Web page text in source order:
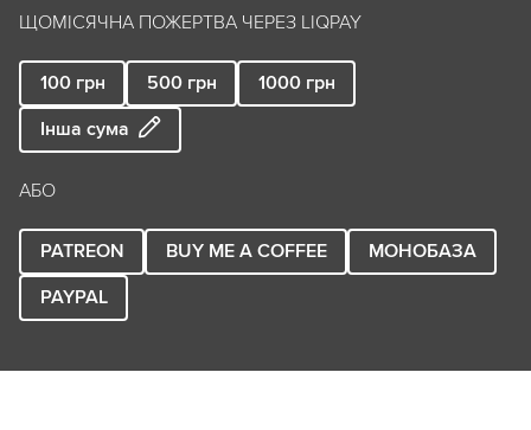
ЩОМІСЯЧНА ПОЖЕРТВА ЧЕРЕЗ LIQPAY
100 грн 500 грн 1000 грн
Інша сума
АБО
PATREON BUY ME A COFFEE
МОНОБАЗА
PAYPAL